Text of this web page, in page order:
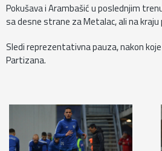
Pokušava i Arambašić u poslednjim
sa desne strane za Metalac, ali na kraju
Sledi reprezentativna pauza, nakon
Partizana.